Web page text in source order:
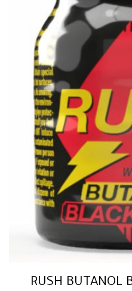
RUSH BUTANOL